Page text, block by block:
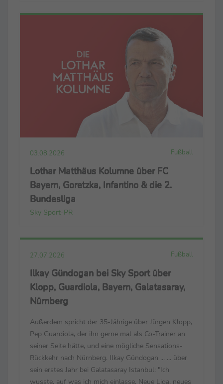
03.08.2026 Fußball
Lothar Matthäus Kolumne über FC
Bayern, Goretzka, Infantino & die 2.
Bundesliga
Sky Sport-PR
27.07.2026 Fußball
Ilkay Gündogan bei Sky Sport über
Klopp, Guardiola, Bayern, Galatasaray,
Nürnberg
Außerdem spricht der 35-Jährige über Jürgen Klopp,
Pep Guardiola, der ihn gerne mal als Co-Trainer an
seiner Seite hätte, und eine mögliche Sensations-
Rückkehr nach Nürnberg. Ilkay Gündogan ... ... über
sein erstes Jahr bei Galatasaray Istanbul: "Ich
wusste, auf was ich mich einlasse. Neue Liga, neues